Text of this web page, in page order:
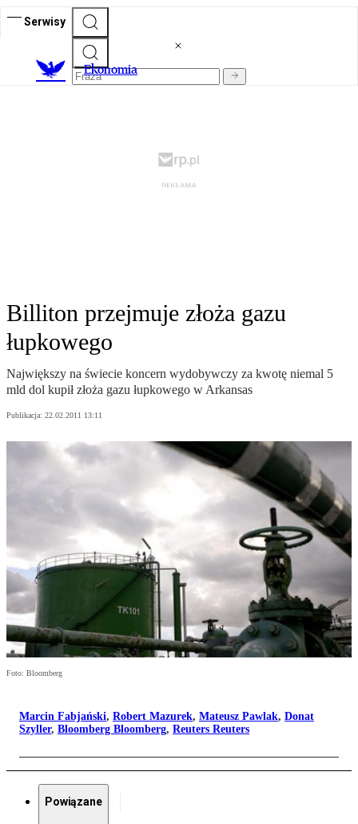
Serwisy
Ekonomia
Billiton przejmuje złoża gazu
łupkowego
Największy na świecie koncern wydobywczy za kwotę niemal 5
mld dol kupił złoża gazu łupkowego w Arkansas
Publikacja: 22.02.2011 13:11
Foto: Bloomberg
Marcin Fabjański, Robert Mazurek, Mateusz Pawlak, Donat
Szyller, Bloomberg Bloomberg, Reuters Reuters
Powiązane